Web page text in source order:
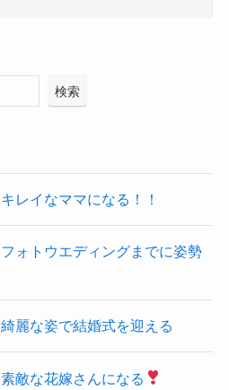
検索
キレイなママになる！！
フォトウエディングまでに姿勢
綺麗な姿で結婚式を迎える
素敵な花嫁さんになる